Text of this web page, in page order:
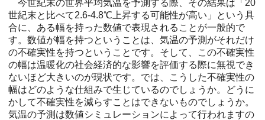
今世紀末の世界平均気温を予測する際、その結果は「20
世紀末と比べて2.6-4.8℃上昇する可能性が高い」という具
合に、ある幅を持った数値で表現されることが一般的で
す。数値が幅を持つということは、気温の予測がそれだけ
の不確実性を持つということです。そして、この不確実性
の幅は温暖化の社会経済的な影響を評価する際に無視でき
ないほど大きいのが現状です。では、こうした不確実性の
幅はどのような仕組みで生じているのでしょうか。どうに
かして不確実性を減らすことはできないものでしょうか。
気温の予測は数値シミュレーションによって行われますの